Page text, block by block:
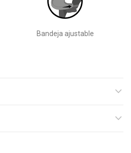
Bandeja ajustable